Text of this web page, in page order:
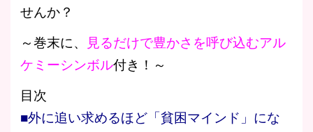
せんか？
～巻末に、
見るだけで豊かさを呼び込むアル
ケミーシンボル付き！～
目次
■外に追い求めるほど「貧困マインド」にな